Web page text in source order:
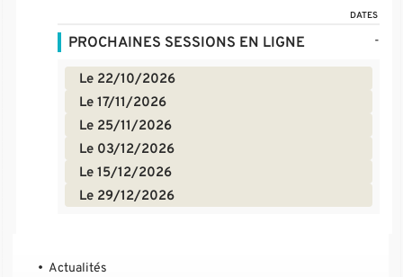
DATES
PROCHAINES SESSIONS EN LIGNE -
Le 22/10/2026
Le 17/11/2026
Le 25/11/2026
Le 03/12/2026
Le 15/12/2026
Le 29/12/2026
Actualités